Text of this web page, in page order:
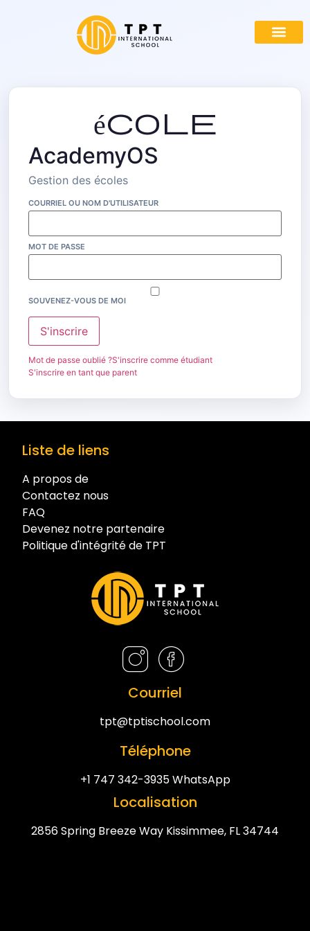
école
AcademyOS
Gestion des écoles
COURRIEL OU NOM D'UTILISATEUR
MOT DE PASSE
SOUVENEZ-VOUS DE MOI
S'inscrire
Mot de passe oublié ?S'inscrire comme étudiant
S'inscrire en tant que parent
Liste de liens
A propos de
Contactez nous
FAQ
Devenez notre partenaire
Politique d'intégrité de TPT
Courriel
tpt@tptischool.com
Téléphone
+1 747 342-3935 WhatsApp
Localisation
2856 Spring Breeze Way Kissimmee, FL 34744